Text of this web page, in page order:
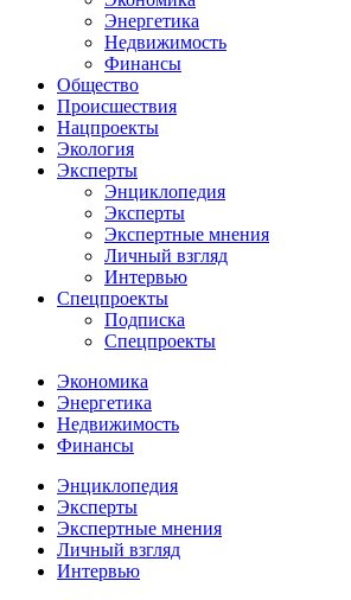
Энергетика
Недвижимость
Финансы
Общество
Происшествия
Нацпроекты
Экология
Эксперты
Энциклопедия
Эксперты
Экспертные мнения
Личный взгляд
Интервью
Спецпроекты
Подписка
Спецпроекты
Экономика
Энергетика
Недвижимость
Финансы
Энциклопедия
Эксперты
Экспертные мнения
Личный взгляд
Интервью